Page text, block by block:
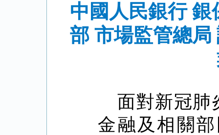
中國人民銀行
部 市場監管總
面對新冠肺
金融及相關